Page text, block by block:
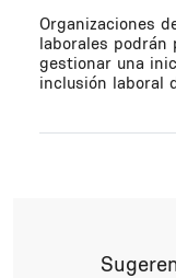
Organizaciones
laborales podrán
gestionar una
inclusión laboral